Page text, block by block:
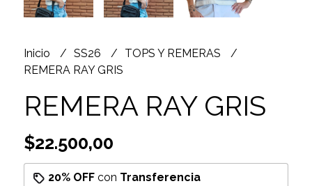
Inicio SS26
TOPS Y REMERAS
REMERA RAY GRIS
REMERA RAY GRIS
$22.500,00
20% OFFcon Transferencia